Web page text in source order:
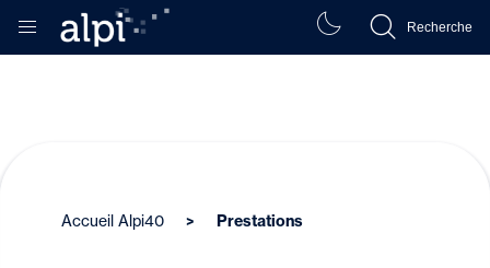
Recherche
Accueil Alpi40 Prestations